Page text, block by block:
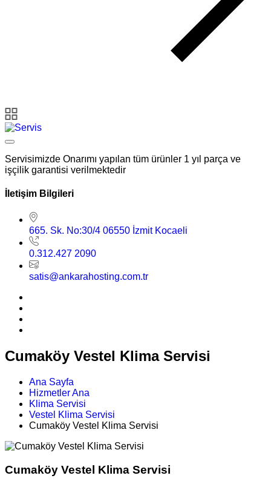
Servisimizde Onarımı yapılan tüm ürünler 1 yıl parça ve
işçilik garantisi verilmektedir
İletişim Bilgileri
665. Sk. No:30/4 06550 İzmit Kocaeli
0.312.427 2090
satis@ankarahosting.com.tr
Cumaköy Vestel Klima Servisi
Ana Sayfa
Hizmetler Ana
Klima Servisi
Vestel Klima Servisi
Cumaköy Vestel Klima Servisi
Cumaköy Vestel Klima Servisi